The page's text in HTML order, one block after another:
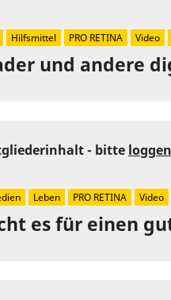
und andere
Hilfsmittel PRO RETINA Video
es für einen
- bitte
Leben PRO RETINA Video